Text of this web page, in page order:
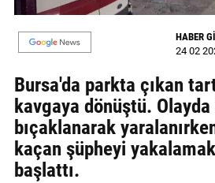
YAZARLAR
BİZE
ULAŞIN
Künye
İletişim
HABER
24 02
Bursa'da parkta çıkan
kavgaya dönüştü.
bıçaklanarak
kaçan şüpheyi
başlattı.